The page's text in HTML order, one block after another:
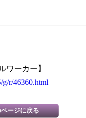
ワーカー】
g/r/46360.html